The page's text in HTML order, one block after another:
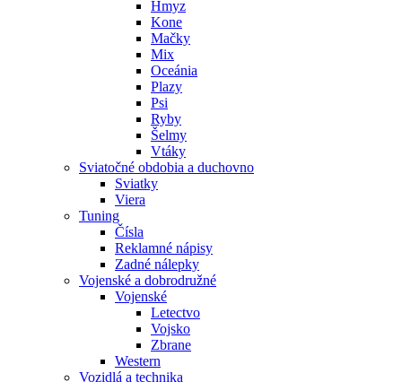
Hmyz
Kone
Mačky
Mix
Oceánia
Plazy
Psi
Ryby
Šelmy
Vtáky
Sviatočné obdobia a duchovno
Sviatky
Viera
Tuning
Čísla
Reklamné nápisy
Zadné nálepky
Vojenské a dobrodružné
Vojenské
Letectvo
Vojsko
Zbrane
Western
Vozidlá a technika